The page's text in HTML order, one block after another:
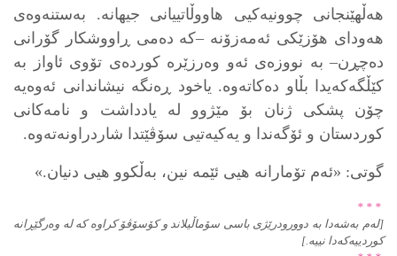
هەڵهێنجانی چوونیەکیی هاووڵاتییانی جیهانە. بەستنەوەی
هەودای هۆزێکی ئەمەزۆنە –کە دەمی ڕاووشکار گۆرانی
دەچڕن– بە نووزەی ئەو وەرزێرە کوردەی تۆوی ئاواز بە
کێڵگەکەیدا بڵاو دەکاتەوە. یاخود ڕەنگە نیشاندانی ئەوەیە
چۆن پشکی ژنان بۆ مێژوو لە یادداشت و نامەکانی
کوردستان و ئۆگەندا و یەکیەتیی سۆڤێتدا شاردراونەتەوە.
گوتی: «ئەم تۆمارانە هیی ئێمە نین، بەڵکوو هیی دنیان.»
* * *
[لەم بەشەدا بە دوورودرێژی باسی سۆماڵیلاند و کۆسۆڤۆ کراوەکە لە وەرگێڕانە
کوردییەکەدا نییە.]